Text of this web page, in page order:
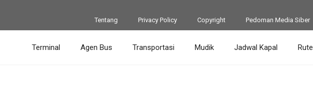
Tentang Privacy Policy Copyright Pedoman Media Siber
Terminal Agen Bus Transportasi Mudik Jadwal Kapal Rute